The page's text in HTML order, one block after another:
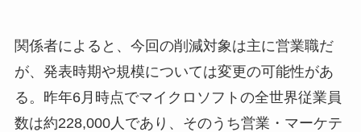
関係者によると、今回の削減対象は主に営業職だ
が、発表時期や規模については変更の可能性があ
る。昨年6月時点でマイクロソフトの全世界従業員
数は約228,000人であり、そのうち営業・マーケテ